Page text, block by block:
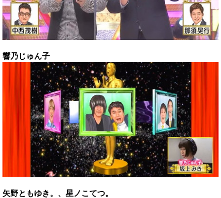
響乃じゅん子
矢野ともゆき。、星ノこてつ。